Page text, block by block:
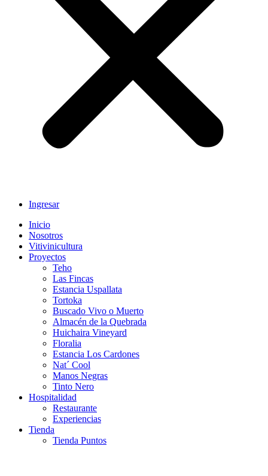
Ingresar
Inicio
Nosotros
Vitivinicultura
Proyectos
Teho
Las Fincas
Estancia Uspallata
Tortoka
Buscado Vivo o Muerto
Almacén de la Quebrada
Huichaira Vineyard
Floralia
Estancia Los Cardones
Nat´ Cool
Manos Negras
Tinto Nero
Hospitalidad
Restaurante
Experiencias
Tienda
Tienda Puntos